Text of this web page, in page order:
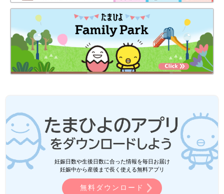
妊娠日数や生後日数に合った情報を毎日お届け
妊娠中から産後まで長く使える無料アプリ
無料ダウンロード